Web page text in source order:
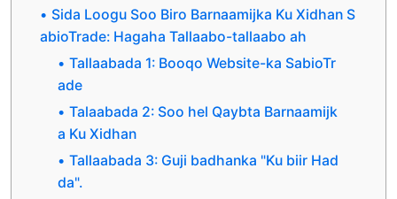
Sida Loogu Soo Biro Barnaamijka Ku Xidhan S
abioTrade: Hagaha Tallaabo-tallaabo ah
Tallaabada 1: Booqo Website-ka SabioTr
ade
Talaabada 2: Soo hel Qaybta Barnaamijk
a Ku Xidhan
Tallaabada 3: Guji badhanka "Ku biir Had
da".